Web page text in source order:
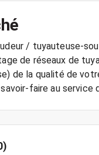
/ tuyauteuse-
de réseaux de
de la qualité de
faire au